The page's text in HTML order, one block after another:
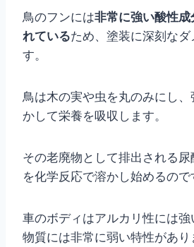
鳥のフンには非常に強い酸性成
れているため、塗装に深刻なダ
す。
鳥は木の実や虫を丸のみにし
かして栄養を吸収します。
その老廃物として排出される
を化学反応で溶かし始めるので
車のボディはアルカリ性には
物質には非常に弱い特性があり